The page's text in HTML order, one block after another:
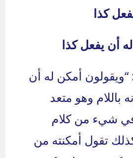
كذا
أن يفعل كذا
أمكن له أن
باللام وهو متعد
شيء من كلام
تقول أمكنته من